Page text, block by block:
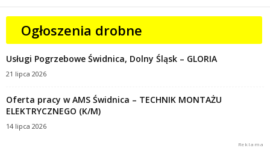
Ogłoszenia drobne
Usługi Pogrzebowe Świdnica, Dolny Śląsk – GLORIA
21 lipca 2026
Oferta pracy w AMS Świdnica – TECHNIK MONTAŻU
ELEKTRYCZNEGO (K/M)
14 lipca 2026